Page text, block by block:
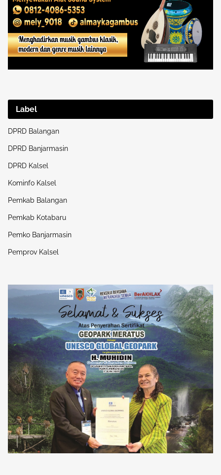
Label
DPRD Balangan
DPRD Banjarmasin
DPRD Kalsel
Kominfo Kalsel
Pemkab Balangan
Pemkab Kotabaru
Pemko Banjarmasin
Pemprov Kalsel